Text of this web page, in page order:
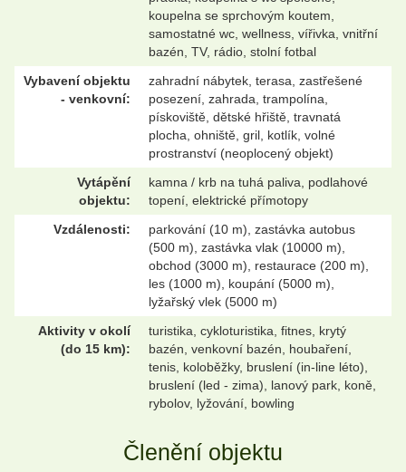
koupelna se sprchovým koutem,
samostatné wc, wellness, vířivka, vnitřní
bazén, TV, rádio, stolní fotbal
Vybavení objektu
- venkovní:
zahradní nábytek, terasa, zastřešené
posezení, zahrada, trampolína,
pískoviště, dětské hřiště, travnatá
plocha, ohniště, gril, kotlík, volné
prostranství (neoplocený objekt)
Vytápění
objektu:
kamna / krb na tuhá paliva, podlahové
topení, elektrické přímotopy
Vzdálenosti:
parkování (10 m), zastávka autobus
(500 m), zastávka vlak (10000 m),
obchod (3000 m), restaurace (200 m),
les (1000 m), koupání (5000 m),
lyžařský vlek (5000 m)
Aktivity v okolí
(do 15 km):
turistika, cykloturistika, fitnes, krytý
bazén, venkovní bazén, houbaření,
tenis, koloběžky, bruslení (in-line léto),
bruslení (led - zima), lanový park, koně,
rybolov, lyžování, bowling
Členění objektu